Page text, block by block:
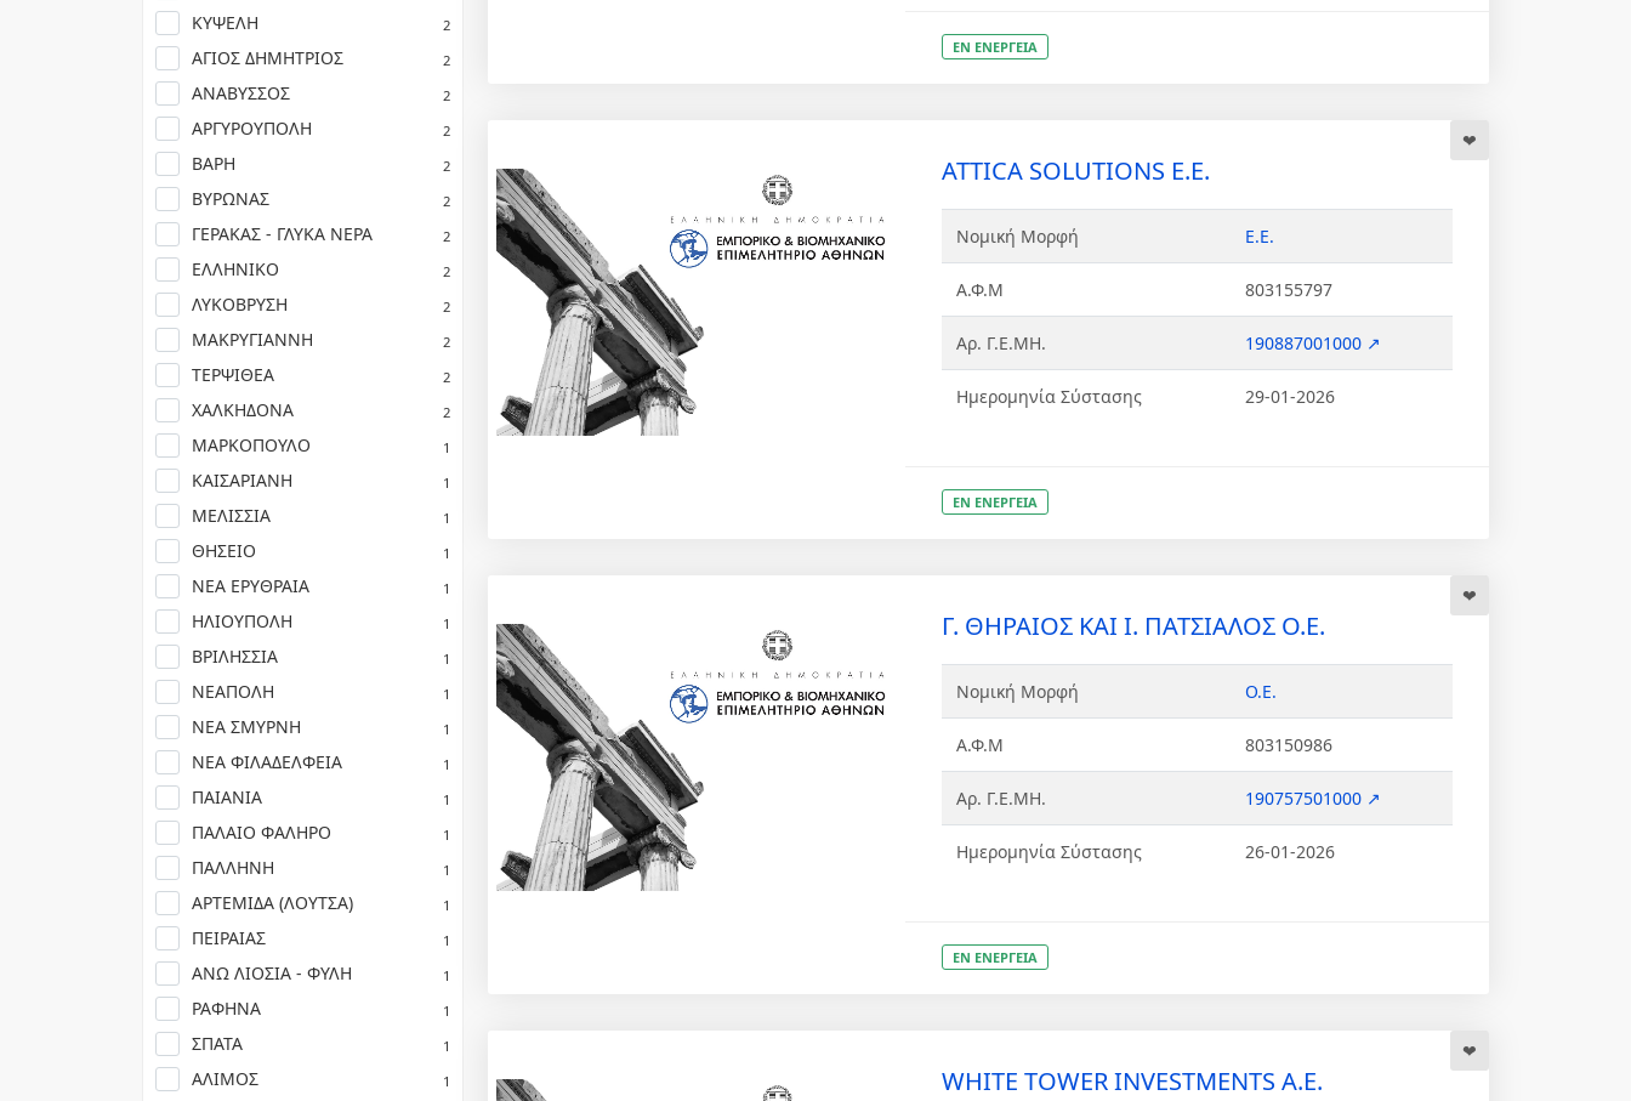
ΚΥΨΕΛΗ 2
ΑΓΙΟΣ ΔΗΜΗΤΡΙΟΣ 2
ΑΝΑΒΥΣΣΟΣ 2
ΑΡΓΥΡΟΥΠΟΛΗ 2
ΒΑΡΗ 2
ΒΥΡΩΝΑΣ 2
ΓΕΡΑΚΑΣ - ΓΛΥΚΑ ΝΕΡΑ 2
ΕΛΛΗΝΙΚΟ 2
ΛΥΚΟΒΡΥΣΗ 2
ΜΑΚΡΥΓΙΑΝΝΗ 2
ΤΕΡΨΙΘΕΑ 2
ΧΑΛΚΗΔΟΝΑ 2
ΜΑΡΚΟΠΟΥΛΟ 1
ΚΑΙΣΑΡΙΑΝΗ 1
ΜΕΛΙΣΣΙΑ 1
ΘΗΣΕΙΟ 1
ΝΕΑ ΕΡΥΘΡΑΙΑ 1
ΗΛΙΟΥΠΟΛΗ 1
ΒΡΙΛΗΣΣΙΑ 1
ΝΕΑΠΟΛΗ 1
ΝΕΑ ΣΜΥΡΝΗ 1
ΝΕΑ ΦΙΛΑΔΕΛΦΕΙΑ 1
ΠΑΙΑΝΙΑ 1
ΠΑΛΑΙΟ ΦΑΛΗΡΟ 1
ΠΑΛΛΗΝΗ 1
ΑΡΤΕΜΙΔΑ (ΛΟΥΤΣΑ) 1
ΠΕΙΡΑΙΑΣ 1
ΑΝΩ ΛΙΟΣΙΑ - ΦΥΛΗ 1
ΡΑΦΗΝΑ 1
ΣΠΑΤΑ 1
ΑΛΙΜΟΣ 1
ΕΝ ΕΝΕΡΓΕΙΑ
ATTICA SOLUTIONS Ε.Ε.
Νομική Μορφή Ε.Ε.
Α.Φ.Μ 803155797
Αρ. Γ.Ε.ΜΗ. 190887001000 ↗
Ημερομηνία Σύστασης 29-01-2026
ΕΝ ΕΝΕΡΓΕΙΑ
Γ. ΘΗΡΑΙΟΣ ΚΑΙ Ι. ΠΑΤΣΙΑΛΟΣ Ο.Ε.
Νομική Μορφή Ο.Ε.
Α.Φ.Μ 803150986
Αρ. Γ.Ε.ΜΗ. 190757501000 ↗
Ημερομηνία Σύστασης 26-01-2026
ΕΝ ΕΝΕΡΓΕΙΑ
WHITE TOWER INVESTMENTS Α.Ε.